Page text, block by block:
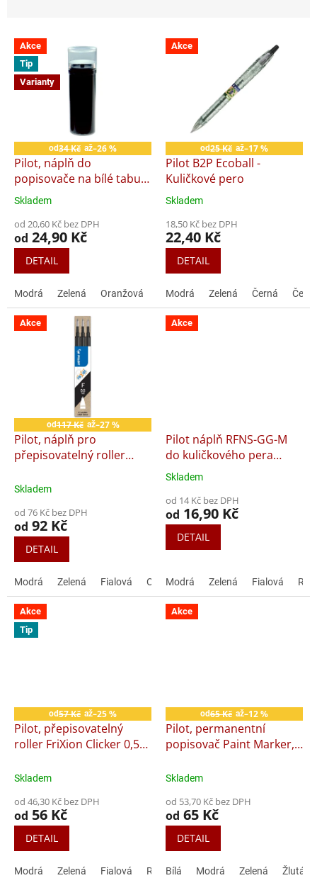
n
p
V
p
o
ů
Akce
Tip
Varianty
od34 Kč až–26 %
Pilot, náplň do
popisovače na bílé tabule
V-Board Master
Průměrné
produktu
je
4,2
hvězdiček.
Skladem
od 20,60 Kč bez DPH
od 24,90 Kč
DETAIL
Modrá Zelená Oranžová Černá Červená
Akce
od25 Kč až–17 %
Pilot B2P Ecoball -
Kuličkové pero
Průměrné
produktu
je
5,0
hvězdiček.
Skladem
18,50 Kč bez DPH
22,40 Kč
DETAIL
Modrá Zelená Černá
Akce
od117 Kč až–27 %
Pilot, náplň pro
přepisovatelný roller
mm, 3 ks
Skladem
od 76 Kč bez DPH
od 92 Kč
DETAIL
Modrá Zelená Fialová Oranžová Růžová Černá
Akce
Pilot náplň RFNS-GG-M
do kuličkového pera
Super Grip a B2P
Průměrné
produktu
je
5,0
Skladem
od 14 Kč bez DPH
od 16,90 Kč
DETAIL
Modrá Zelená Fialová
Akce
Tip
od57 Kč až–25 %
Pilot, přepisovatelný
roller FriXion Clicker 0,5
Skladem
od 46,30 Kč bez DPH
od 56 Kč
DETAIL
Modrá Zelená Fialová Růžová Černá Červená Světle
Akce
od65 Kč až–12 %
Pilot, permanentní
popisovač Paint Marker,
Skladem
od 53,70 Kč bez DPH
od 65 Kč
DETAIL
Bílá Modrá Zelená Žlutá